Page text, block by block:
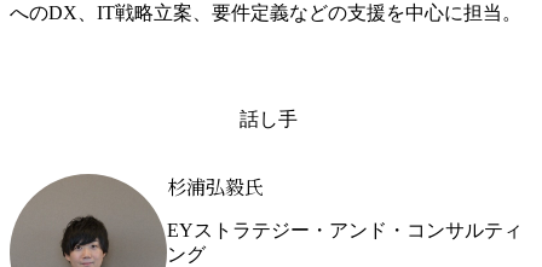
へのDX、IT戦略立案、要件定義などの支援を中心に担当。
話し手
杉浦弘毅氏
EYストラテジー・アンド・コンサルティ
ング